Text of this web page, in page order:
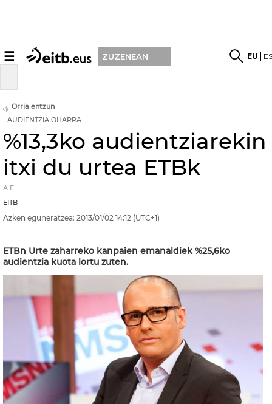
☰ ZUZENEAN EU
Orria entzun
AUDIENTZIA OHARRA
%13,3ko audientziarekin
itxi du urtea ETBk
A.E.
EITB
Azken eguneratzea: 2013/01/02 14:12 (UTC+1)
ETBn Urte zaharreko kanpaien emanaldiek %25,6ko
audientzia kuota lortu zuten.